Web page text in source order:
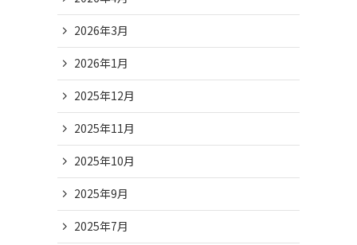
2026年3月
2026年1月
2025年12月
2025年11月
2025年10月
2025年9月
2025年7月